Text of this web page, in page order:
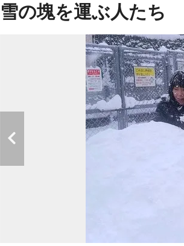
雪の塊を運ぶ人たち